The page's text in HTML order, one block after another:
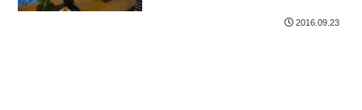
2016.09.23